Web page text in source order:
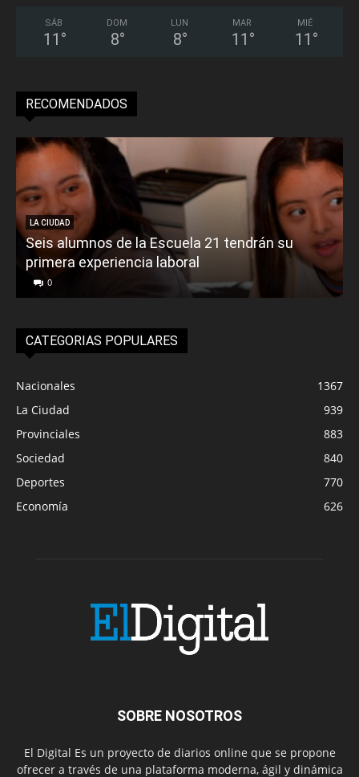
SÁB
11 °
DOM
8°
LUN
8°
MAR
11 °
MIÉ
11 °
RECOMENDADOS
LA CIUDAD
Seis alumnos de la Escuela 21 tendrán su
primera experiencia laboral
0
CATEGORIAS POPULARES
Nacionales
1367
La Ciudad
939
Provinciales
883
Sociedad
840
Deportes
770
Economía
626
SOBRE NOSOTROS
El Digital Es un proyecto de diarios online que se propone
ofrecer a través de una plataforma moderna, ágil y dinámica